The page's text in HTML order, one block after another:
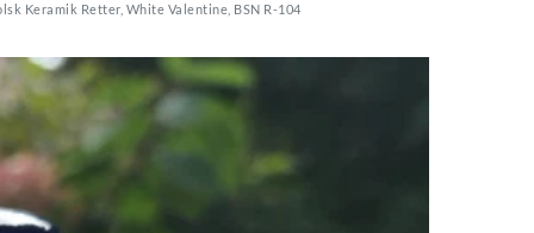
Keramik Retter, White Valentine, BSN R-104